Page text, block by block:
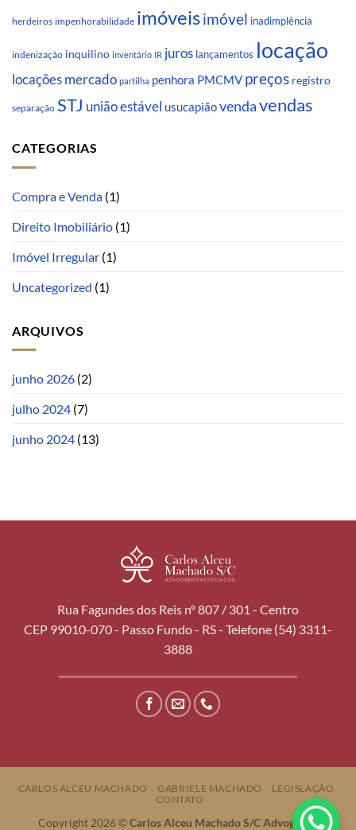
herdeiros impenhorabilidade imóveisimóvel inadimplência
indenização inquilino inventário IR juros lançamentos locação
locações mercado partilha penhora PMCMV preços registro
separação STJ união estável usucapiãovendavendas
CATEGORIAS
Compra e Venda (1)
Direito Imobiliário (1)
Imóvel Irregular (1)
Uncategorized (1)
ARQUIVOS
junho 2026 (2)
julho 2024 (7)
junho 2024 (13)
Rua Fagundes dos Reis nº 807 / 301 - Centro
CEP 99010-070 - Passo Fundo - RS - Telefone (54) 3311-
3888
CARLOS ALCEU MACHADO GABRIELE MACHADO
LEGISLAÇÃO
CONTATO
Copyright 2026 ©Carlos Alceu Machado S/C Advogados